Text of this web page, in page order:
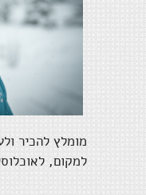
מומלץ להכיר
למקום,